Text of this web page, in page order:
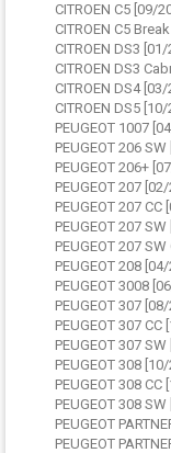
CITROEN C5 [09/
CITROEN C5
CITROEN DS3
CITROEN DS3
CITROEN DS4
CITROEN DS5
PEUGEOT 1007
PEUGEOT 206
PEUGEOT 206+
PEUGEOT 207
PEUGEOT 207
PEUGEOT 207
PEUGEOT 207
PEUGEOT 208
PEUGEOT 3008
PEUGEOT 307
PEUGEOT 307
PEUGEOT 307
PEUGEOT 308
PEUGEOT 308
PEUGEOT 308
PEUGEOT
PEUGEOT